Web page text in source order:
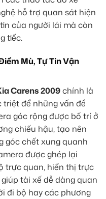
hỗ trợ quan sát hiện
của người lái mà còn
tiếc.
Mù, Tự Tin Vận
Carens 2009chính là
để những vấn đề
góc rộng được bố trí ở
chiếu hậu, tạo nên
góc chết xung quanh
được ghép lại
trực quan, hiển thị trực
tài xế dễ dàng quan
đi bộ hay các phương